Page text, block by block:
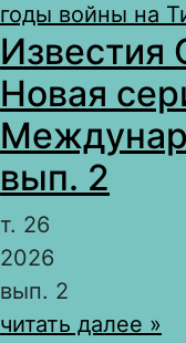
годы войны на
Известия
Новая
вып. 2
т. 26
2026
вып. 2
читать далее »